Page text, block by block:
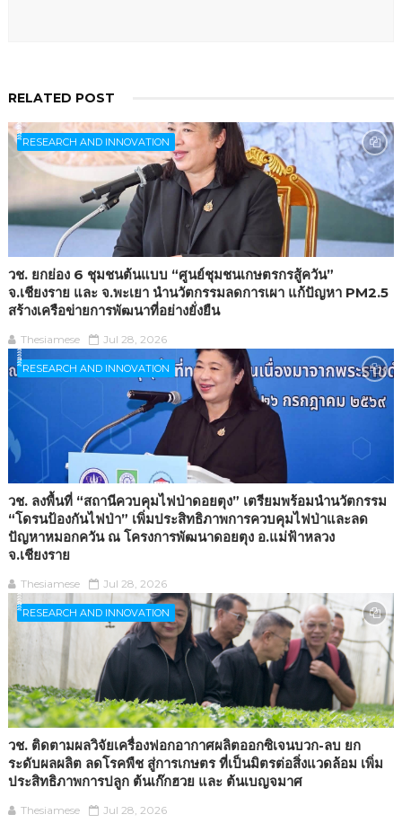
RELATED POST
ิิีิิิิิRESEARCH AND INNOVATION
วช. ยกย่อง 6 ชุมชนต้นแบบ “ศูนย์ชุมชนเกษตรกรสู้ควัน”
จ.เชียงราย และ จ.พะเยา นำนวัตกรรมลดการเผา แก้ปัญหา PM2.5
สร้างเครือข่ายการพัฒนาที่อย่างยั่งยืน
Thesiamese Jul 28, 2026
ิิีิิิิิRESEARCH AND INNOVATION
วช. ลงพื้นที่ “สถานีควบคุมไฟป่าดอยตุง” เตรียมพร้อมนำนวัตกรรม
“โดรนป้องกันไฟป่า” เพิ่มประสิทธิภาพการควบคุมไฟป่าและลด
ปัญหาหมอกควัน ณ โครงการพัฒนาดอยตุง อ.แม่ฟ้าหลวง
จ.เชียงราย
Thesiamese Jul 28, 2026
ิิีิิิิิRESEARCH AND INNOVATION
วช. ติดตามผลวิจัยเครื่องฟอกอากาศผลิตออกซิเจนบวก-ลบ ยก
ระดับผลผลิต ลดโรคพืช สู่การเกษตร ที่เป็นมิตรต่อสิ่งแวดล้อม เพิ่ม
ประสิทธิภาพการปลูก ต้นเก๊กฮวย และ ต้นเบญจมาศ
Thesiamese Jul 28, 2026